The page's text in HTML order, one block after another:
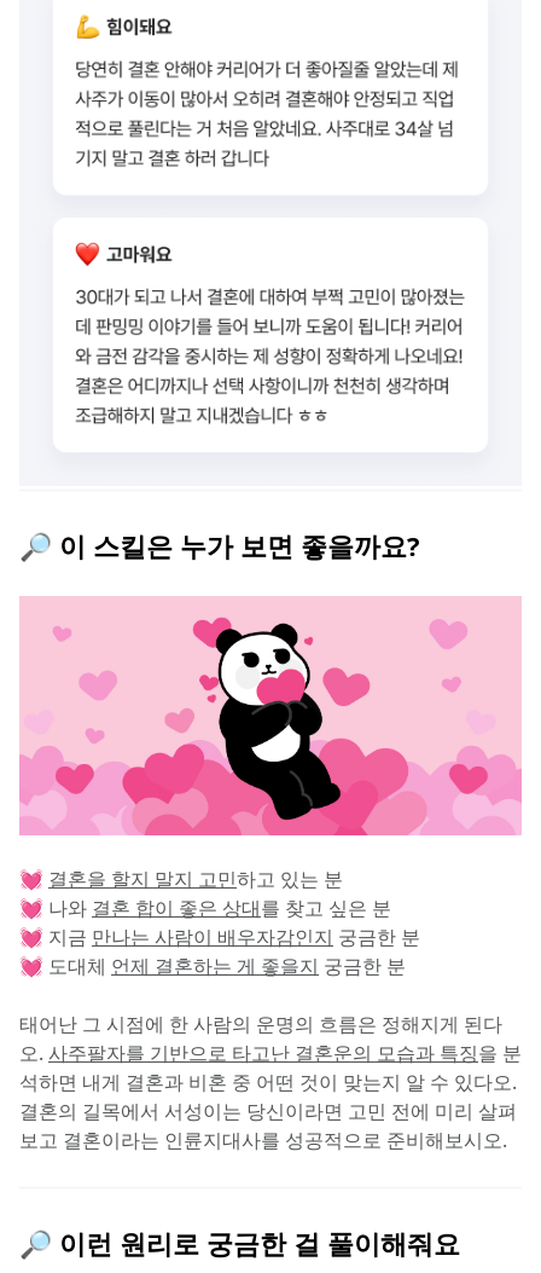
🔎 이 스킬은 누가 보면 좋을까요?
💓 결혼을 할지 말지 고민하고 있는 분
💓 나와 결혼 합이 좋은 상대를 찾고 싶은 분
💓 지금 만나는 사람이 배우자감인지 궁금한 분
💓 도대체 언제 결혼하는 게 좋을지 궁금한 분
태어난 그 시점에 한 사람의 운명의 흐름은 정해지게 된다
오. 사주팔자를 기반으로 타고난 결혼운의 모습과 특징을 분
석하면 내게 결혼과 비혼 중 어떤 것이 맞는지 알 수 있다오.
결혼의 길목에서 서성이는 당신이라면 고민 전에 미리 살펴
보고 결혼이라는 인륜지대사를 성공적으로 준비해보시오.
🔎 이런 원리로 궁금한 걸 풀이해줘요